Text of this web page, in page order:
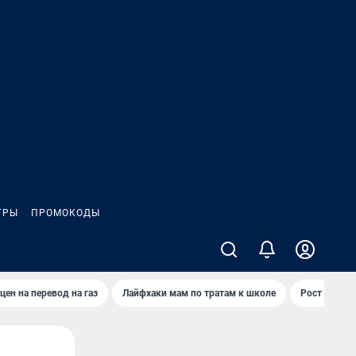
ПРОМОКОДЫ
на перевод на газ Лайфхаки мам по тратам к школе Рост цен на